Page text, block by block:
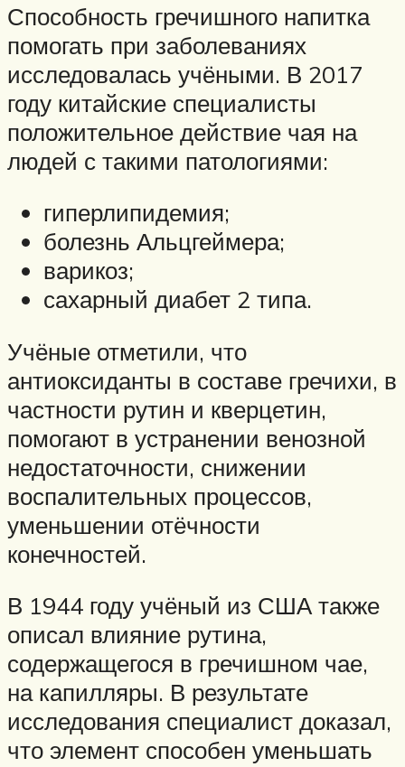
Способность гречишного напитка
помогать при заболеваниях
исследовалась учёными. В 2017
году китайские специалисты
положительное действие чая на
людей с такими патологиями:
гиперлипидемия;
болезнь Альцгеймера;
варикоз;
сахарный диабет 2 типа.
Учёные отметили, что
антиоксиданты в составе гречихи, в
частности рутин и кверцетин,
помогают в устранении венозной
недостаточности, снижении
воспалительных процессов,
уменьшении отёчности
конечностей.
В 1944 году учёный из США также
описал влияние рутина,
содержащегося в гречишном чае,
на капилляры. В результате
исследования специалист доказал,
что элемент способен уменьшать